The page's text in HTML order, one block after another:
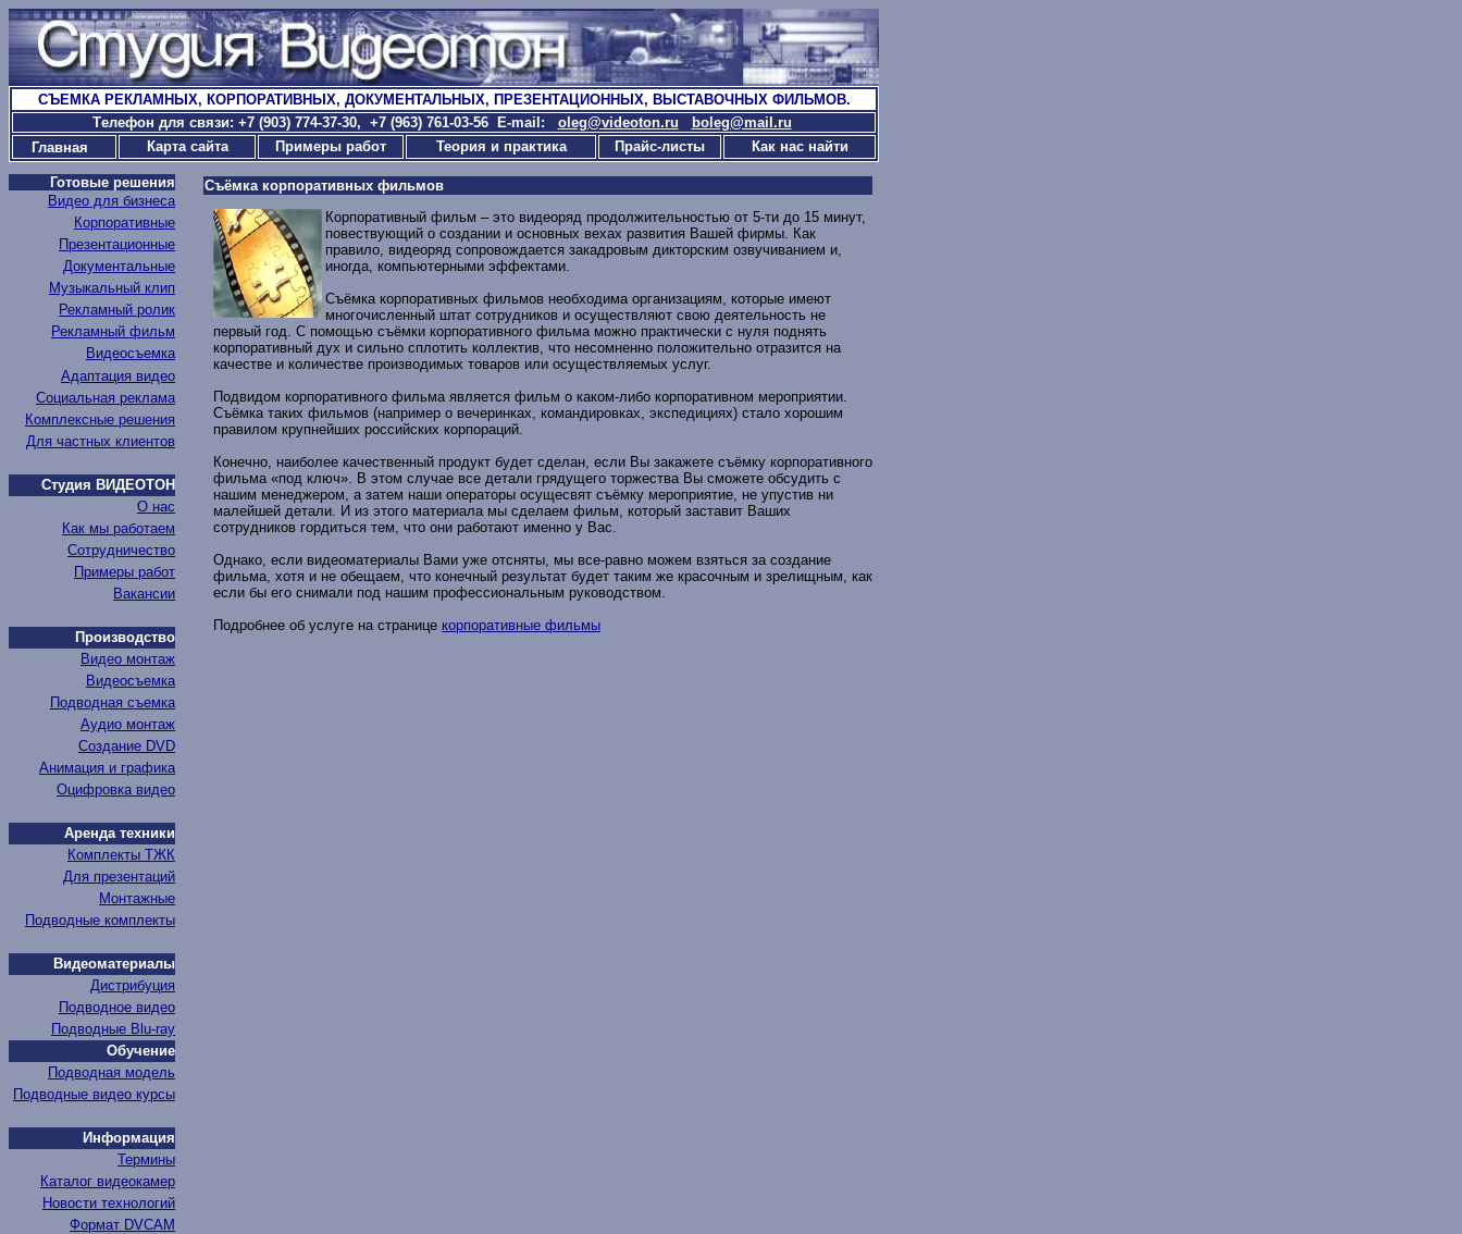
СЪЕМКА РЕКЛАМНЫХ, КОРПОРАТИВНЫХ, ДОКУМЕНТАЛЬНЫХ, ПРЕЗЕНТАЦИОННЫХ, ВЫСТАВОЧНЫХ ФИЛЬМОВ.
Tелефон для связи: +7 (903) 774-37-30, +7 (963) 761-03-56 E-mail: oleg@videoton.ru
boleg@mail.ru
Главная
Карта сайта Примеры работ Теория и практика Прайс-листы Как нас найти
Готовые решения
Видео для бизнеса
Корпоративные
Презентационные
Документальные
Музыкальный клип
Рекламный ролик
Рекламный фильм
Видеосъемка
Адаптация видео
Социальная реклама
Комплексные решения
Для частных клиентов
Студия ВИДЕОТОН
О нас
Как мы работаем
Сотрудничество
Примеры работ
Вакансии
Производство
Видео монтаж
Видеосъемка
Подводная съемка
Аудио монтаж
Создание DVD
Анимация и графика
Оцифровка видео
Аренда техники
Комплекты ТЖК
Для презентаций
Монтажные
Подводные комплекты
Видеоматериалы
Дистрибуция
Подводное видео
Подводные Blu-ray
Обучение
Подводная модель
Подводные видео курсы
Информация
Термины
Каталог видеокамер
Новости технологий
Формат DVCAM
Съёмка корпоративных фильмов
Корпоративный фильм – это видеоряд продолжительностью от 5-ти до 15 минут,
повествующий о создании и основных вехах развития Вашей фирмы. Как
правило, видеоряд сопровождается закадровым дикторским озвучиванием и,
иногда, компьютерными эффектами.
Съёмка корпоративных фильмов необходима организациям, которые имеют
многочисленный штат сотрудников и осуществляют свою деятельность не
первый год. С помощью съёмки корпоративного фильма можно практически с нуля поднять
корпоративный дух и сильно сплотить коллектив, что несомненно положительно отразится на
качестве и количестве производимых товаров или осуществляемых услуг.
Подвидом корпоративного фильма является фильм о каком-либо корпоративном мероприятии.
Съёмка таких фильмов (например о вечеринках, командировках, экспедициях) стало хорошим
правилом крупнейших российских корпораций.
Конечно, наиболее качественный продукт будет сделан, если Вы закажете съёмку корпоративного
фильма «под ключ». В этом случае все детали грядущего торжества Вы сможете обсудить с
нашим менеджером, а затем наши операторы осущесвят съёмку мероприятие, не упустив ни
малейшей детали. И из этого материала мы сделаем фильм, который заставит Ваших
сотрудников гордиться тем, что они работают именно у Вас.
Однако, если видеоматериалы Вами уже отсняты, мы все-равно можем взяться за создание
фильма, хотя и не обещаем, что конечный результат будет таким же красочным и зрелищным, как
если бы его снимали под нашим профессиональным руководством.
Подробнее об услуге на странице корпоративные фильмы